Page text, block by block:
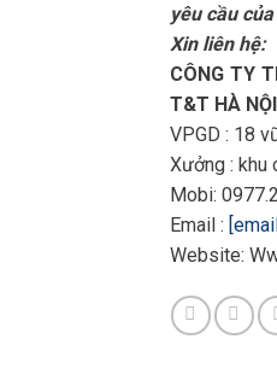
yêu cầu
Xin liên hệ:
CÔNG TY
T&T HÀ NỘI
VPGD : 18
Xưởng : khu
Mobi:
Email :
Website: